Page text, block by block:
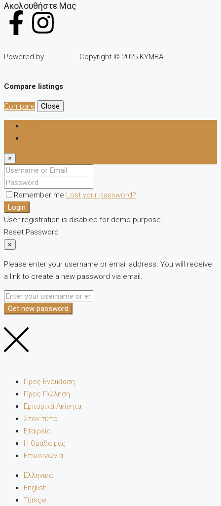
Ακολουθήστε Μας
Powered by Copyright © 2025 KYMBA
Compare listings
Compare Close
×
Remember me Lost your password?
Login
User registration is disabled for demo purpose.
Reset Password
×
Please enter your username or email address. You will receive
a link to create a new password via email.
Get new password
Προς Ενοικίαση
Προς Πώληση
Εμπορικά Ακίνητα
Στον τύπο
Εταιρεία
Η Ομάδα μας
Επικοινωνία
Ελληνικά
English
Türkçe